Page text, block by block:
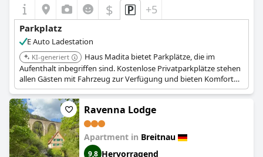
$ +5
Parkplatz
E Auto Ladestation
KI-generiert
Haus Madita bietet Parkplätze, die im
Aufenthalt inbegriffen sind. Kostenlose Privatparkplätze stehen
allen Gästen mit Fahrzeug zur Verfügung und bieten Komfort
und Seelenfrieden.
Ravenna Lodge
Apartment in Breitnau
9,8 Hervorragend